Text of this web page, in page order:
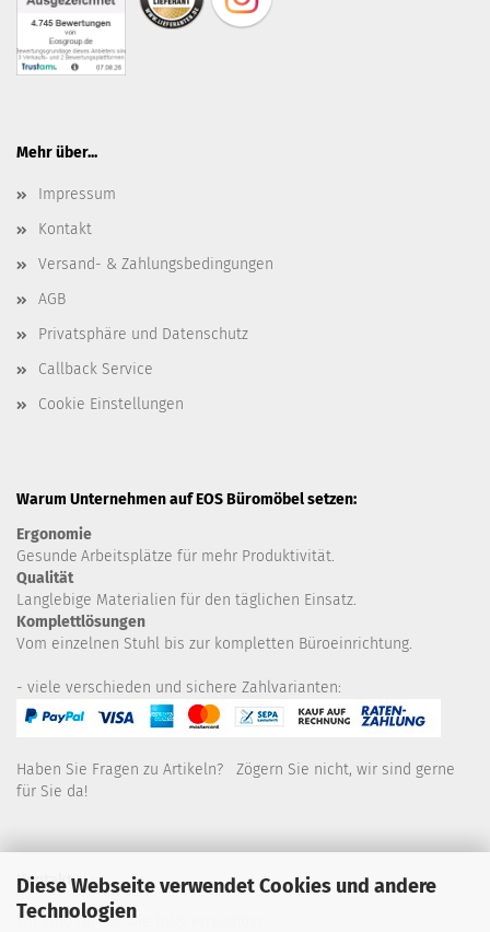
Diese Webseite verwendet Cookies und andere
Technologien
Mehr über...
Impressum
Kontakt
Versand- & Zahlungsbedingungen
AGB
Privatsphäre und Datenschutz
Callback Service
Cookie Einstellungen
Warum Unternehmen auf EOS Büromöbel setzen:
Ergonomie
Gesunde Arbeitsplätze für mehr Produktivität.
Qualität
Langlebige Materialien für den täglichen Einsatz.
Komplettlösungen
Vom einzelnen Stuhl bis zur kompletten Büroeinrichtung.
- viele verschieden und sichere Zahlvarianten:
Haben Sie Fragen zu Artikeln? Zögern Sie nicht, wir sind gerne
für Sie da!
Kontakt
Wir sind für Sie wie folgt erreichbar: